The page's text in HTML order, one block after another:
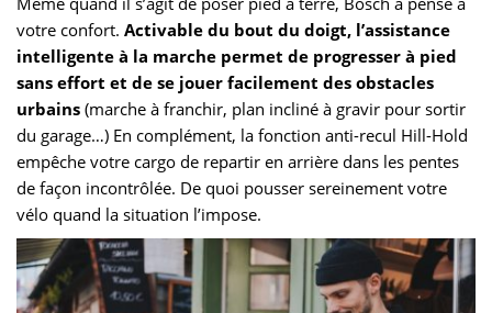
votre confort. Activable du bout du doigt, l’assistance
intelligente à la marche permet de progresser à pied
sans effort et de se jouer facilement des obstacles
urbains (marche à franchir, plan incliné à gravir pour sortir
du garage…) En complément, la fonction anti-recul Hill-Hold
empêche votre cargo de repartir en arrière dans les pentes
de façon incontrôlée. De quoi pousser sereinement votre
vélo quand la situation l’impose.